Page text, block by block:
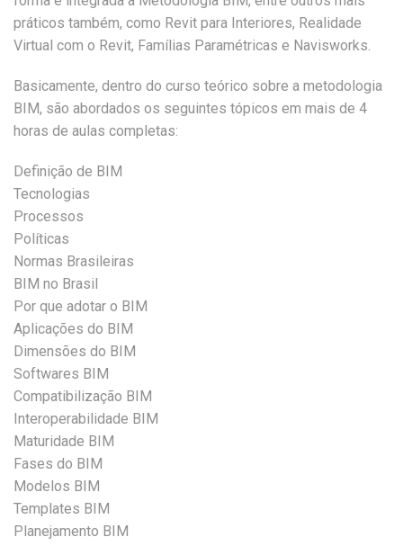
práticos também, como Revit para Interiores, Realidade
Virtual com o Revit, Famílias Paramétricas e Navisworks.
Basicamente, dentro do curso teórico sobre a metodologia
BIM, são abordados os seguintes tópicos em mais de 4
horas de aulas completas:
Definição de BIM
Tecnologias
Processos
Políticas
Normas Brasileiras
BIM no Brasil
Por que adotar o BIM
Aplicações do BIM
Dimensões do BIM
Softwares BIM
Compatibilização BIM
Interoperabilidade BIM
Maturidade BIM
Fases do BIM
Modelos BIM
Templates BIM
Planejamento BIM